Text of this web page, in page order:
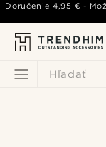
Hľadať
Doručenie4,95 € -